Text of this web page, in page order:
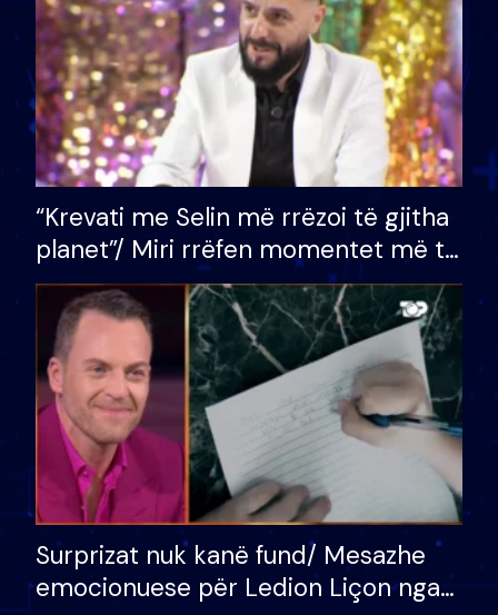
“Krevati me Selin më rrëzoi të gjitha
planet”/ Miri rrëfen momentet më të
bukura në shtëpinë e BB VIP: Do më
mungojë zilja e mëngjesit kur…
Surprizat nuk kanë fund/ Mesazhe
emocionuese për Ledion Liçon nga